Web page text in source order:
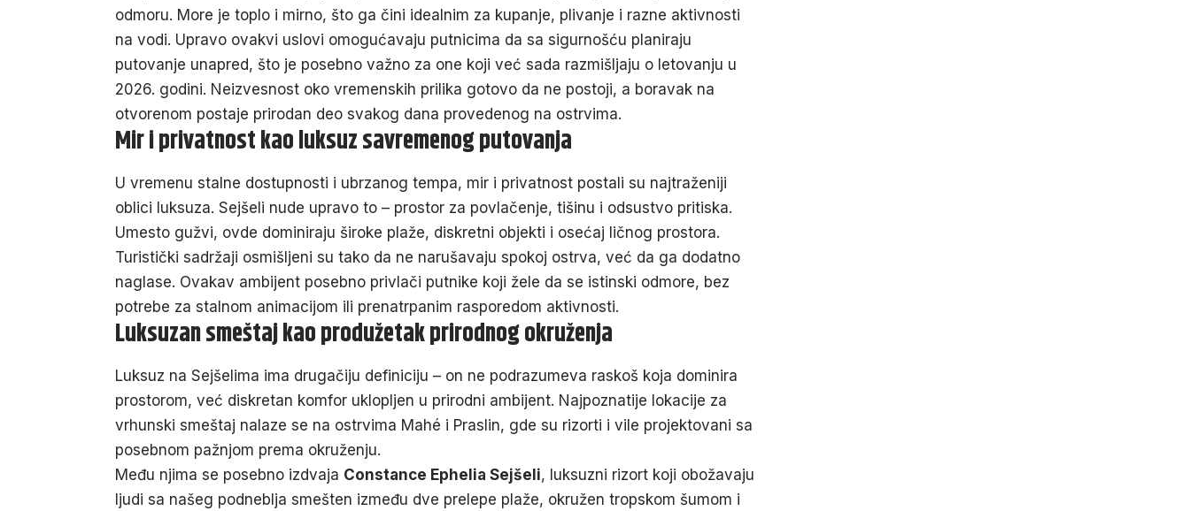
odmoru. More je toplo i mirno, što ga čini idealnim za kupanje, plivanje i razne aktivnosti
na vodi. Upravo ovakvi uslovi omogućavaju putnicima da sa sigurnošću planiraju
putovanje unapred, što je posebno važno za one koji već sada razmišljaju o letovanju u
2026. godini. Neizvesnost oko vremenskih prilika gotovo da ne postoji, a boravak na
otvorenom postaje prirodan deo svakog dana provedenog na ostrvima.
Mir i privatnost kao luksuz savremenog putovanja
U vremenu stalne dostupnosti i ubrzanog tempa, mir i privatnost postali su najtraženiji
oblici luksuza. Sejšeli nude upravo to – prostor za povlačenje, tišinu i odsustvo pritiska.
Umesto gužvi, ovde dominiraju široke plaže, diskretni objekti i osećaj ličnog prostora.
Turistički sadržaji osmišljeni su tako da ne narušavaju spokoj ostrva, već da ga dodatno
naglase. Ovakav ambijent posebno privlači putnike koji žele da se istinski odmore, bez
potrebe za stalnom animacijom ili prenatrpanim rasporedom aktivnosti.
Luksuzan smeštaj kao produžetak prirodnog okruženja
Luksuz na Sejšelima ima drugačiju definiciju – on ne podrazumeva raskoš koja dominira
prostorom, već diskretan komfor uklopljen u prirodni ambijent. Najpoznatije lokacije za
vrhunski smeštaj nalaze se na ostrvima Mahé i Praslin, gde su rizorti i vile projektovani sa
posebnom pažnjom prema okruženju.
Među njima se posebno izdvaja Constance Ephelia Sejšeli, luksuzni rizort koji obožavaju
ljudi sa našeg podneblja smešten između dve prelepe plaže, okružen tropskom šumom i